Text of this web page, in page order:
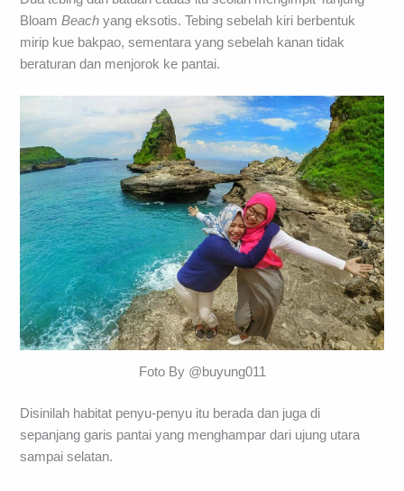
BloamBeach yang eksotis. Tebing sebelah kiri berbentuk
mirip kue bakpao, sementara yang sebelah kanan tidak
beraturan dan menjorok ke pantai.
Foto By @buyung011
Disinilah habitat penyu-penyu itu berada dan juga di
sepanjang garis pantai yang menghampar dari ujung utara
sampai selatan.